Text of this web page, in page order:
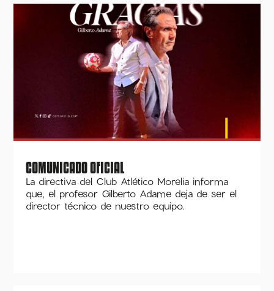
COMUNICADO OFICIAL
La directiva del Club Atlético Morelia informa
que, el profesor Gilberto Adame deja de ser el
director técnico de nuestro equipo.